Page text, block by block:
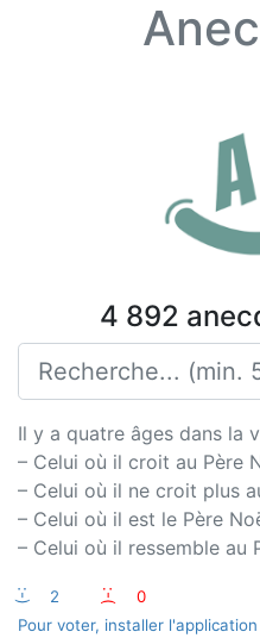
4 892
Il y a quatre âges dans la
– Celui où il croit au Père
– Celui où il ne croit plus
– Celui où il est le Père
– Celui où il ressemble au
:-) 2 :-(
0
Pour voter, installer l'application